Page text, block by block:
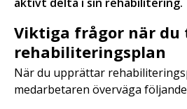
Viktiga frågor när du
rehabiliteringsplan
När du upprättar
medarbetaren överväga